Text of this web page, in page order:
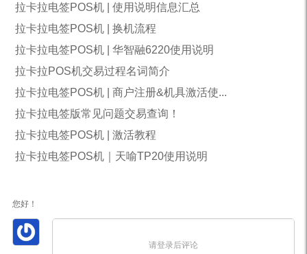
拉卡拉电签POS机 | 使用说明信息汇总
拉卡拉电签POS机 | 换机流程
拉卡拉电签POS机 | 华智融6220使用说明
拉卡拉POS机交易过程名词简介
拉卡拉电签POS机 | 商户注册&机具激活使...
拉卡拉电签版常见问题交易查询！
拉卡拉电签POS机 | 激活教程
拉卡拉电签POS机｜天喻TP20使用说明
您好！
请登录后评论